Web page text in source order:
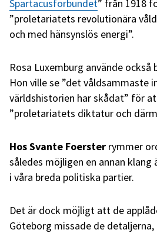
Spartacusförbundet” från 1918
”proletariatets revolutionära
och med hänsynslös energi”.
Rosa Luxemburg använde
Hon ville se ”det våldsammaste
världshistorien har skådat” för
”proletariatets diktatur och
Hos Svante Foerster rymmer
således möjligen en annan
i våra breda politiska partier.
Det är dock möjligt att de
Göteborg missade de detaljerna,